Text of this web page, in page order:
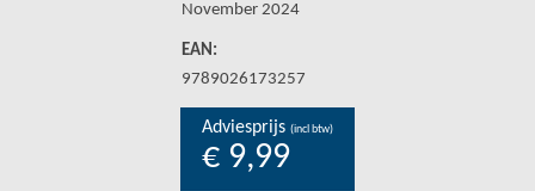
November 2024
EAN:
9789026173257
Adviesprijs (incl btw)
€ 9,99